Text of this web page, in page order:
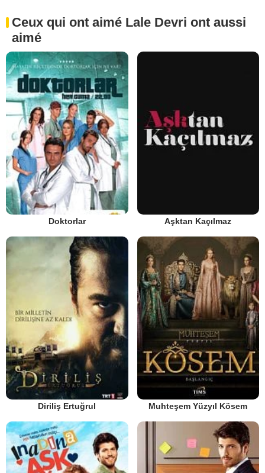
Ceux qui ont aimé Lale Devri ont aussi
aimé
Doktorlar Aşktan Kaçılmaz
Diriliş Ertuğrul Muhteşem Yüzyıl Kösem